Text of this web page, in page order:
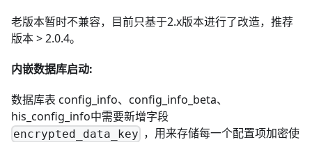
老版本暂时不兼容，目前只基于2.x版本进行了改造，推荐
版本 > 2.0.4。
内嵌数据库启动:
数据库表 config_info、config_info_beta、
his_config_info中需要新增字段
encrypted_data_key ，用来存储每一个配置项加密使